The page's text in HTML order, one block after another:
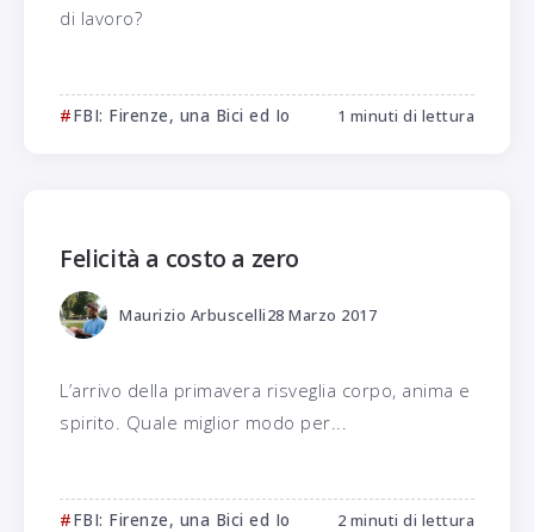
di lavoro?
FBI: Firenze, una Bici ed Io 1 minuti di lettura
Felicità a costo a zero
Maurizio Arbuscelli28 Marzo 2017
L’arrivo della primavera risveglia corpo, anima e
spirito. Quale miglior modo per...
FBI: Firenze, una Bici ed Io 2 minuti di lettura